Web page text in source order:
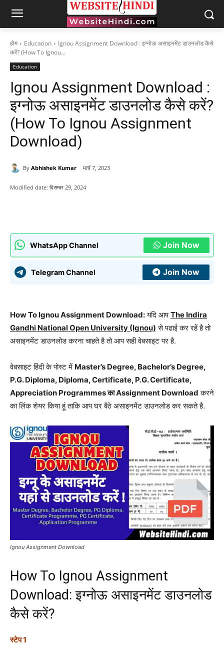
होम Education
Ignou Assignment Download : इग्नोऊ असाइनमेंट डाउनलोड कैसे
करें? (How To Ignou...
Education
Ignou Assignment Download :
इग्नोऊ असाइनमेंट डाउनलोड कैसे करें?
(How To Ignou Assignment
Download)
By Abhishek Kumar मार्च 7, 2023
Modified date: दिसम्बर 29, 2024
WhatsApp Channel Join Now
Telegram Channel Join Now
How To Ignou Assignment Download:यदि आपThe Indira
Gandhi National Open University (Ignou) से पढाई कर रहें है तो
असाइनमेंट डाउनलोड करना चाहते है तो आप सही वेबसाइट पर है.
वेबसाइट हिंदी के पोस्ट में Master’s Degree, Bachelor’s Degree,
P.G. Diploma, Diploma, Certificate, P.G. Certificate,
Appreciation Programmes का Assignment Download करने
का लिंक शेयर किया हूं ताकि आप घर बैठे असाइनमेंट डाउनलोड कर सकते है.
Ignou Assignment Download
How To Ignou Assignment
Download: इग्नोऊ असाइनमेंट डाउनलोड
कैसे करें?
स्टेप 1